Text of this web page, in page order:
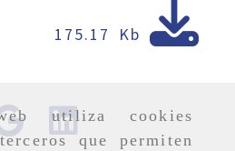
utiliza cookies
que permiten
175.17 Kb